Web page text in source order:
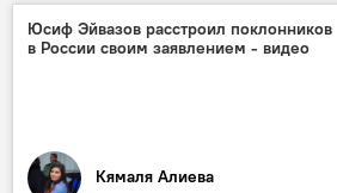
Юсиф Эйвазов расстроил поклонников
в России своим заявлением - видео
Кямаля Алиева